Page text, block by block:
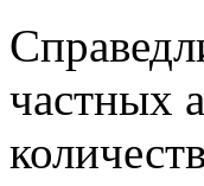
частных